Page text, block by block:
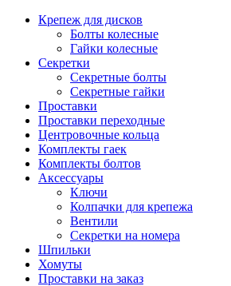
Крепеж для дисков
Болты колесные
Гайки колесные
Секретки
Секретные болты
Секретные гайки
Проставки
Проставки переходные
Центровочные кольца
Комплекты гаек
Комплекты болтов
Аксессуары
Ключи
Колпачки для крепежа
Вентили
Секретки на номера
Шпильки
Хомуты
Проставки на заказ